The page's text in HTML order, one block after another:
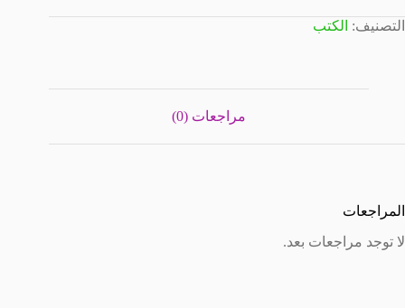
التصنيف: الكتب
مراجعات (0)
المراجعات
لا توجد مراجعات بعد.